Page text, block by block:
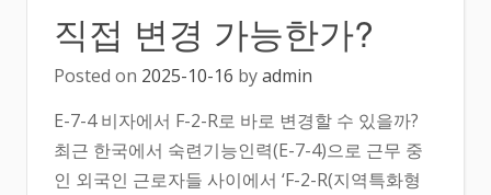
직접 변경 가능한가?
Posted on 2025-10-16 byadmin
E-7-4 비자에서 F-2-R로 바로 변경할 수 있을까?
최근 한국에서 숙련기능인력(E-7-4)으로 근무 중
인 외국인 근로자들 사이에서 ‘F-2-R(지역특화형